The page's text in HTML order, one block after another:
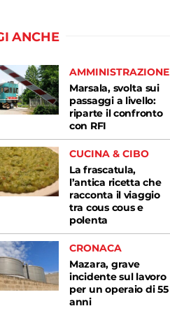
ANCHE
AMMINISTRAZIONE
Marsala, svolta sui
passaggi a livello:
riparte il confronto
con RFI
CUCINA & CIBO
La frascatula,
l’antica ricetta che
racconta il viaggio
tra cous cous e
polenta
CRONACA
Mazara, grave
incidente sul lavoro
per un operaio di 55
anni